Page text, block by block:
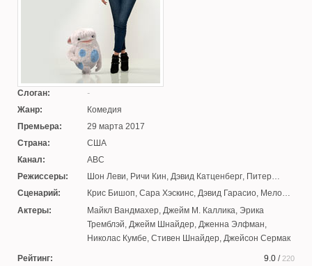
Слоган:
Жанр:
Комедия
Премьера:
29 марта 2017
Страна:
США
Канал:
ABC
Режиссеры:
Шон Леви, Ричи Кин, Дэвид Катценберг, Питер
Лоэр ,Фред Госс,Пол Мерфи
Сценарий: Крис Бишоп, Сара Хэскинс, Дэвид Гарасио, Мелоди
Делошон
Марджи Маджи , Эмили Халперн
,Дэниэл Либман
Актеры: Майкл Вандмахер, Джейм М. Каллика, Эрика
Тремблэй, Джейм Шнайдер, Дженна Элфман,
Николас Кумбе, Стивен Шнайдер, Джейсон Сермак
Рейтинг: 9.0 / 220